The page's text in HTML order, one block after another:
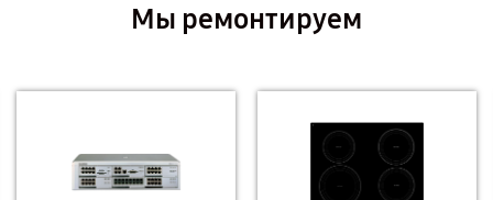
Мы ремонтируем